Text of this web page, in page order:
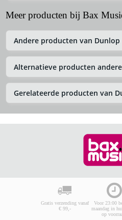
Meer producten bij Bax
Andere producten van Dunlop
Alternatieve producten
Gerelateerde producten van
Gratis verzending vanaf
€ 99,-
Voor 23:00
maandag in
op